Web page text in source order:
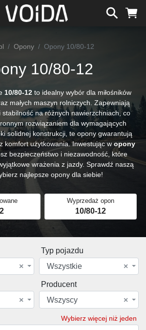
Opony Opony 10/80-12
10/80-12
10/80-12to idealny wybór dla miłośników
małych maszyn rolniczych. Zapewniają
stabilność na różnych nawierzchniach, co
rozwiązaniem dla wymagających
solidnej konstrukcji, te opony gwarantują
komfort użytkowania. Inwestując w opony
bezpieczeństwo i niezawodność, które
wrażenia z jazdy. Sprawdź naszą
najlepsze opony dla siebie!
Wyprzedaż opon
10/80-12
×
Typ pojazdu
×
Wszystkie
×
Producent
×
Wszyscy
Wybierz więcej niż jeden